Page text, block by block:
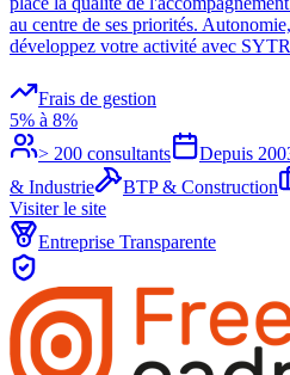
au centre de ses priorités.
développez votre activité avec
Frais de gestion
5% à 8%
> 200 consultants
Depuis
& Industrie
BTP & Construction
Visiter le site
Entreprise Transparente